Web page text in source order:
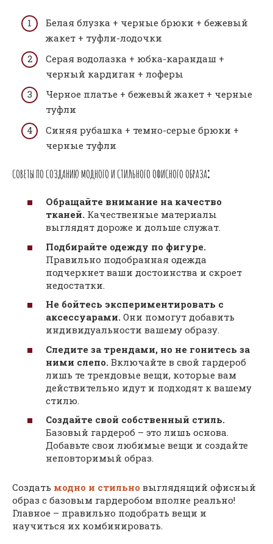
Белая блузка + черные брюки + бежевый
жакет + туфли-лодочки
Серая водолазка + юбка-карандаш +
черный кардиган + лоферы
Черное платье + бежевый жакет + черные
туфли
Синяя рубашка + темно-серые брюки +
черные туфли
СОВЕТЫ ПО СОЗДАНИЮ МОДНОГО И СТИЛЬНОГО ОФИСНОГО ОБРАЗА⁚
Обращайте внимание на качество
тканей. Качественные материалы
выглядят дороже и дольше служат.
Подбирайте одежду по фигуре.
Правильно подобранная одежда
подчеркнет ваши достоинства и скроет
недостатки.
Не бойтесь экспериментировать с
аксессуарами. Они помогут добавить
индивидуальности вашему образу.
Следите за трендами‚ но не гонитесь за
ними слепо. Включайте в свой гардероб
лишь те трендовые вещи‚ которые вам
действительно идут и подходят к вашему
стилю.
Создайте свой собственный стиль.
Базовый гардероб – это лишь основа.
Добавьте свои любимые вещи и создайте
неповторимый образ.
Создать модно и стильно выглядящий офисный
образ с базовым гардеробом вполне реально!
Главное – правильно подобрать вещи и
научиться их комбинировать.